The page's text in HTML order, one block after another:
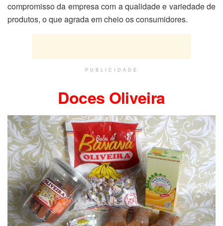
compromisso da empresa com a qualidade e variedade de
produtos, o que agrada em cheio os consumidores.
PUBLICIDADE
Doces Oliveira